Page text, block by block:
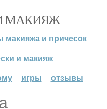
МАКИЯЖ
макияжа и причесок
и макияж
игры отзывы